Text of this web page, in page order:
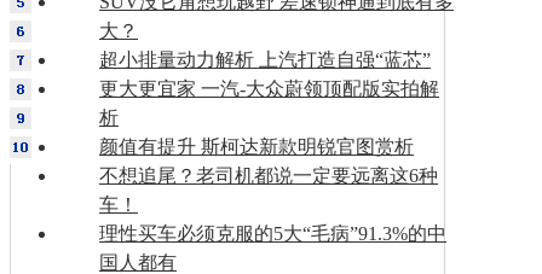
大？
超小排量动力解析 上汽打造自强“蓝芯”
更大更宜家 一汽-大众蔚领顶配版实拍解
析
颜值有提升 斯柯达新款明锐官图赏析
不想追尾？老司机都说一定要远离这6种
车！
理性买车必须克服的5大“毛病”91.3%的中
国人都有